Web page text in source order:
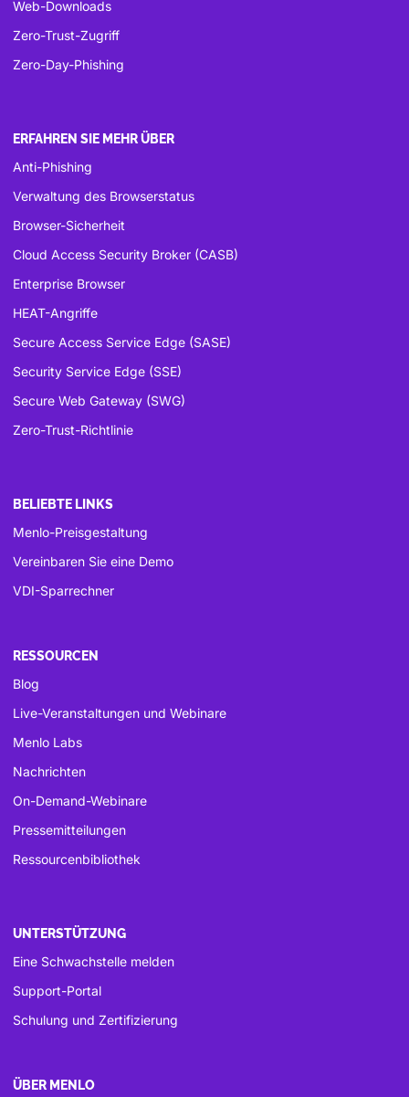
Web-Downloads
Zero-Trust-Zugriff
Zero-Day-Phishing
ERFAHREN SIE MEHR ÜBER
Anti-Phishing
Verwaltung des Browserstatus
Browser-Sicherheit
Cloud Access Security Broker (CASB)
Enterprise Browser
HEAT-Angriffe
Secure Access Service Edge (SASE)
Security Service Edge (SSE)
Secure Web Gateway (SWG)
Zero-Trust-Richtlinie
BELIEBTE LINKS
Menlo-Preisgestaltung
Vereinbaren Sie eine Demo
VDI-Sparrechner
RESSOURCEN
Blog
Live-Veranstaltungen und Webinare
Menlo Labs
Nachrichten
On-Demand-Webinare
Pressemitteilungen
Ressourcenbibliothek
UNTERSTÜTZUNG
Eine Schwachstelle melden
Support-Portal
Schulung und Zertifizierung
ÜBER MENLO